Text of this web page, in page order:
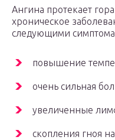
Ангина протекает
хроническое
следующими
повышение
очень сильная
увеличенные
скопления гноя